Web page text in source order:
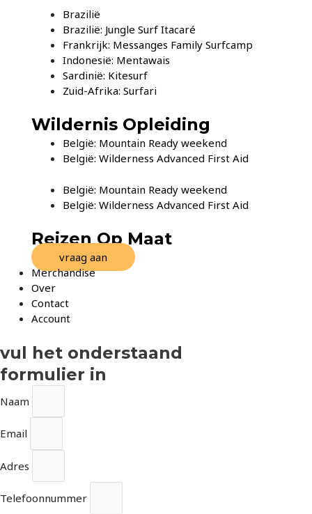
Brazilië
Brazilië: Jungle Surf Itacaré
Frankrijk: Messanges Family Surfcamp
Indonesië: Mentawais
Sardinië: Kitesurf
Zuid-Afrika: Surfari
Wildernis Opleiding
België: Mountain Ready weekend
België: Wilderness Advanced First Aid
België: Mountain Ready weekend
België: Wilderness Advanced First Aid
Reizen Op Maat
vraag aan
Merchandise
Over
Contact
Account
vul het onderstaand
formulier in
Naam
Email
Adres
Telefoonnummer